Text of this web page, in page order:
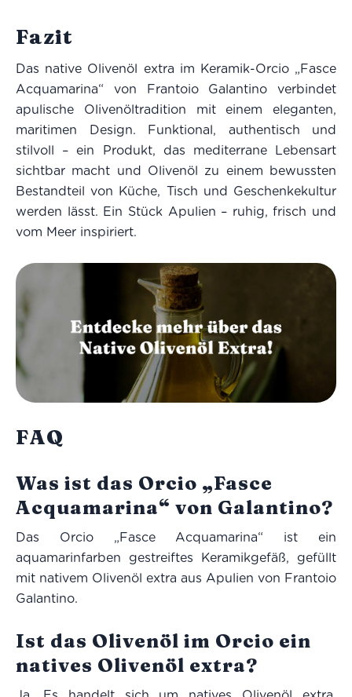
Fazit
Das native Olivenöl extra im Keramik-Orcio „Fasce
Acquamarina“ von Frantoio Galantino verbindet
apulische Olivenöltradition mit einem eleganten,
maritimen Design. Funktional, authentisch und
stilvoll – ein Produkt, das mediterrane Lebensart
sichtbar macht und Olivenöl zu einem bewussten
Bestandteil von Küche, Tisch und Geschenkekultur
werden lässt. Ein Stück Apulien – ruhig, frisch und
vom Meer inspiriert.
FAQ
Was ist das Orcio „Fasce
Acquamarina“ von Galantino?
Das Orcio „Fasce Acquamarina“ ist ein
aquamarinfarben gestreiftes Keramikgefäß, gefüllt
mit nativem Olivenöl extra aus Apulien von Frantoio
Galantino.
Ist das Olivenöl im Orcio ein
natives Olivenöl extra?